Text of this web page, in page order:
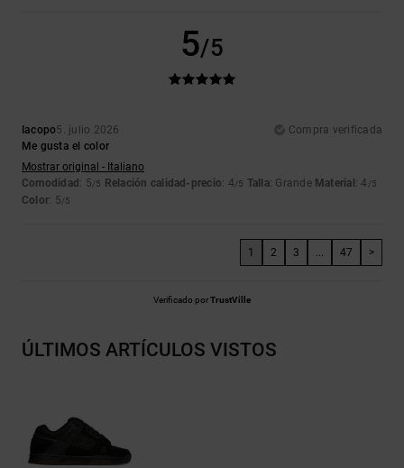
5/5
Iacopo5. julio 2026
Compra verificada
Me gusta el color
Mostrar original - Italiano
Comodidad: 5/5 Relación calidad-precio: 4/5 Talla: Grande Material: 4 /5
Color: 5/5
1 2 3 ... 47 >
Verificado porTrustVille
ÚLTIMOS ARTÍCULOS VISTOS